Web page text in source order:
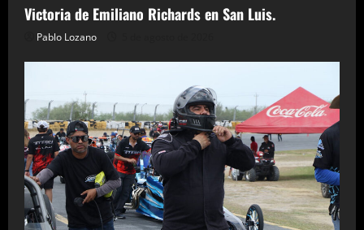
Victoria de Emiliano Richards en San Luis.
Pablo Lozano